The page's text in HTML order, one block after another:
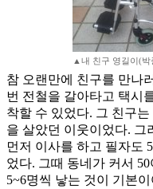
▲내 친구 영길이(박
참 오랜만에 친구를 만나
번 전철을 갈아타고 택시
착할 수 있었다. 그 친구
을 살았던 이웃이었다. 그
먼저 이사를 하고 필자도
었다. 그때 동네가 커서
5~6명씩 낳는 것이 기본